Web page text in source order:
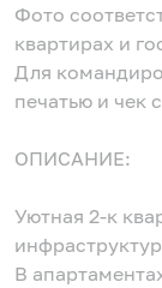
Фото
квартирах и
Для
печатью и чек
ОПИСАНИЕ:
Уютная 2-к
В